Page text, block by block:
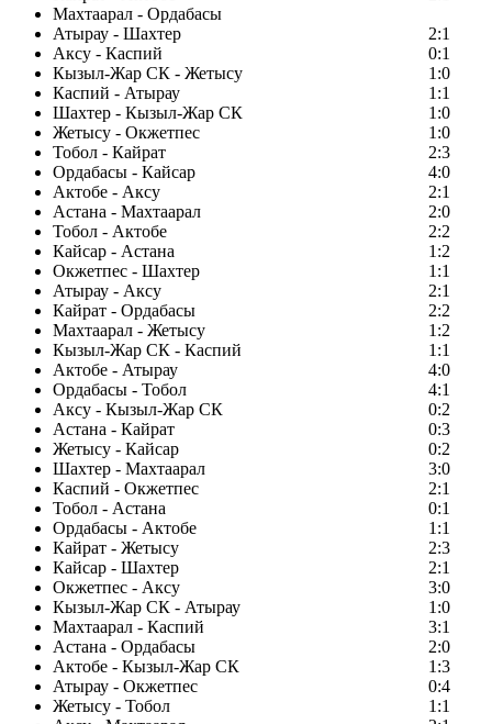
Махтаарал - Ордабасы
Атырау - Шахтер
2:1
Аксу - Каспий
0:1
Кызыл-Жар СК - Жетысу
1:0
Каспий - Атырау
1:1
Шахтер - Кызыл-Жар СК
1:0
Жетысу - Окжетпес
1:0
Тобол - Кайрат
2:3
Ордабасы - Кайсар
4:0
Актобе - Аксу
2:1
Астана - Махтаарал
2:0
Тобол - Актобе
2:2
Кайсар - Астана
1:2
Окжетпес - Шахтер
1:1
Атырау - Аксу
2:1
Кайрат - Ордабасы
2:2
Махтаарал - Жетысу
1:2
Кызыл-Жар СК - Каспий
1:1
Актобе - Атырау
4:0
Ордабасы - Тобол
4:1
Аксу - Кызыл-Жар СК
0:2
Астана - Кайрат
0:3
Жетысу - Кайсар
0:2
Шахтер - Махтаарал
3:0
Каспий - Окжетпес
2:1
Тобол - Астана
0:1
Ордабасы - Актобе
1:1
Кайрат - Жетысу
2:3
Кайсар - Шахтер
2:1
Окжетпес - Аксу
3:0
Кызыл-Жар СК - Атырау
1:0
Махтаарал - Каспий
3:1
Астана - Ордабасы
2:0
Актобе - Кызыл-Жар СК
1:3
Атырау - Окжетпес
0:4
Жетысу - Тобол
1:1